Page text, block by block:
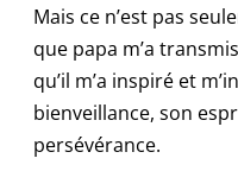
Mais ce n’est pas
que papa m’a
qu’il m’a inspiré et
bienveillance, son
persévérance.